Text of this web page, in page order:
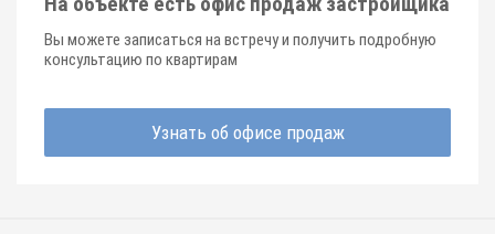
Вы можете записаться на встречу и получить подробную
консультацию по квартирам
Узнать об офисе продаж